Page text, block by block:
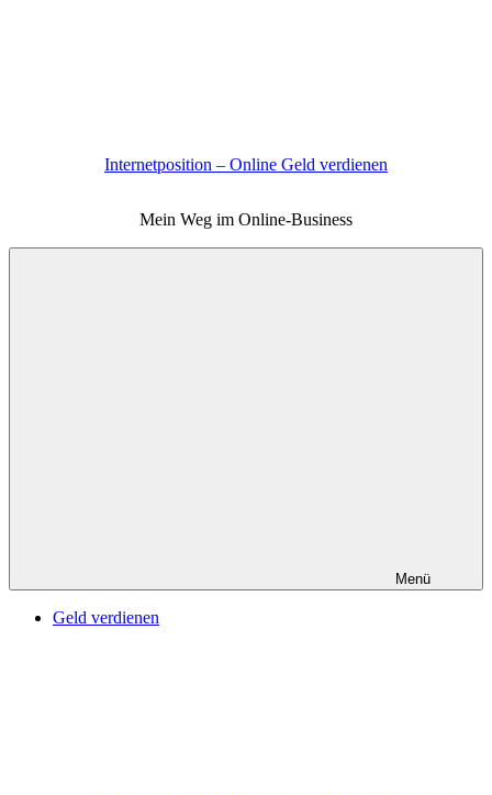
Internetposition – Online Geld verdienen
Mein Weg im Online-Business
Menü
Geld verdienen